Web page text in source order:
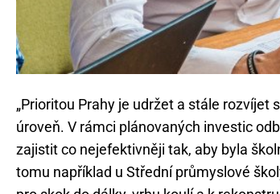
„Prioritou Prahy je udržet a stále
úroveň. V rámci plánovaných investic
zajistit co nejefektivněji tak, aby byla
tomu například u Střední průmyslové